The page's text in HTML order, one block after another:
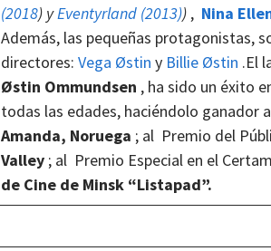
(2018) yEventyrland (2013)) , Nina
Además, las pequeñas protagonistas,
directores: Vega Østin y Billie Østin .El
Østin Ommundsen , ha sido un éxito
todas las edades, haciéndolo
Amanda, Noruega ; al Premio del
Valley ; al Premio Especial en el
de Cine de Minsk “Listapad”.